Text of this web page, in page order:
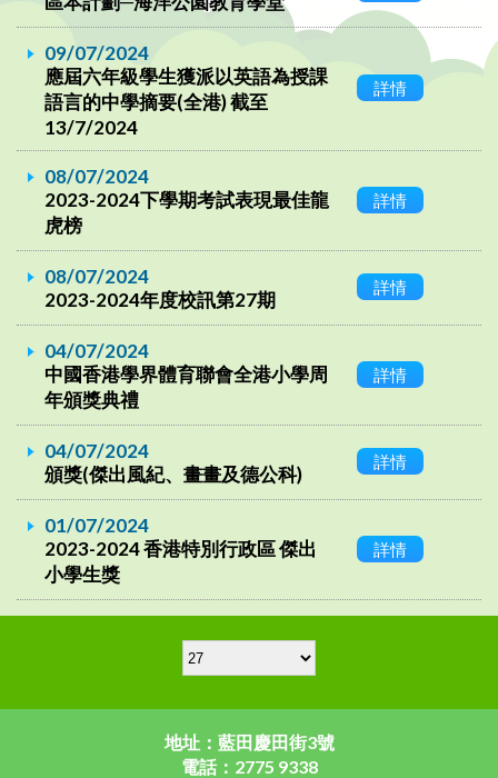
09/07/2024
應屆六年級學生獲派以英語為授課
語言的中學摘要(全港) 截至
13/7/2024
詳情
08/07/2024
2023-2024下學期考試表現最佳龍
虎榜
詳情
08/07/2024
2023-2024年度校訊第27期
詳情
04/07/2024
中國香港學界體育聯會全港小學周
年頒獎典禮
詳情
04/07/2024
頒獎(傑出風紀、畫畫及德公科)
詳情
01/07/2024
2023-2024 香港特別行政區 傑出
小學生獎
詳情
地址：藍田慶田街3號
電話：2775 9338